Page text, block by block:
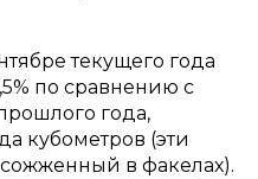
текущего года
по сравнению с
года,
кубометров (эти
в факелах).